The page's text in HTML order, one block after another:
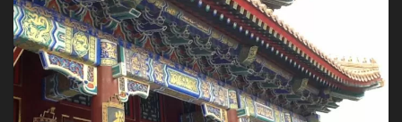
ツ
へ
ス
キ
プ